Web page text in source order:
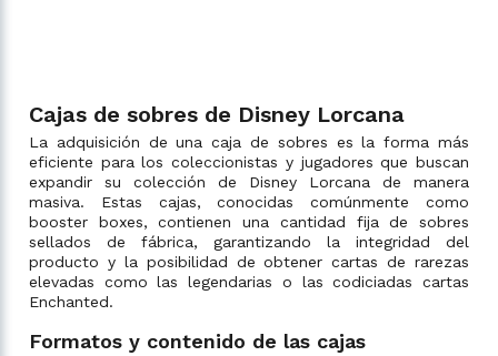
Cajas de sobres de Disney Lorcana
La adquisición de una caja de sobres es la forma más
eficiente para los coleccionistas y jugadores que buscan
expandir su colección de Disney Lorcana de manera
masiva. Estas cajas, conocidas comúnmente como
booster boxes, contienen una cantidad fija de sobres
sellados de fábrica, garantizando la integridad del
producto y la posibilidad de obtener cartas de rarezas
elevadas como las legendarias o las codiciadas cartas
Enchanted.
Formatos y contenido de las cajas